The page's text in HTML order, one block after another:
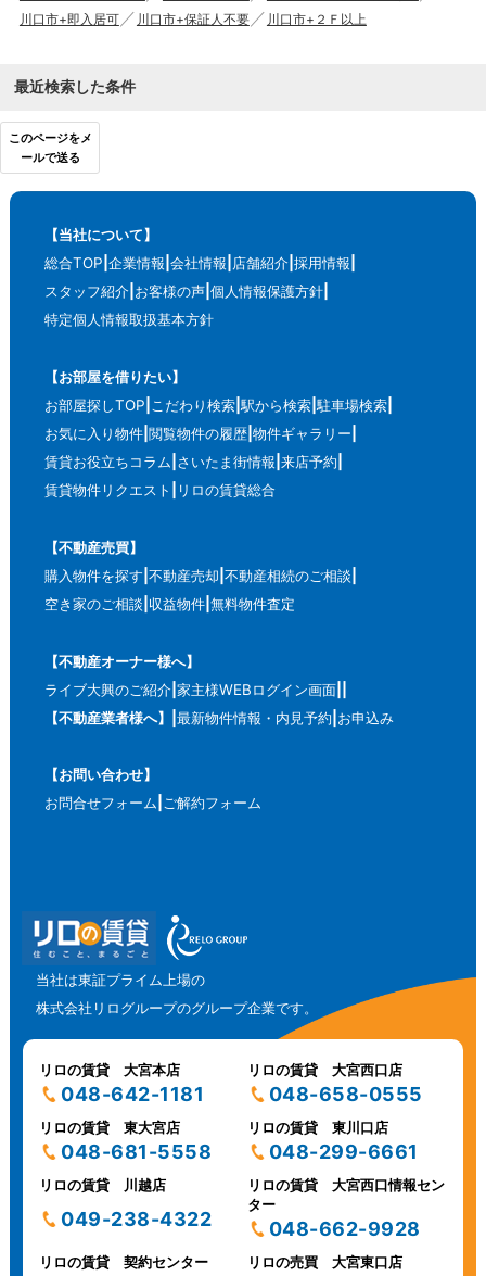
川口市+即入居可
川口市+保証人不要 川口市+２Ｆ以上
最近検索した条件
このページをメ
ールで送る
【当社について】
総合TOP 企業情報 会社情報 店舗紹介 採用情報
スタッフ紹介 お客様の声 個人情報保護方針
特定個人情報取扱基本方針
【お部屋を借りたい】
お部屋探しTOP こだわり検索 駅から検索 駐車場検索
お気に入り物件 閲覧物件の履歴 物件ギャラリー
賃貸お役立ちコラム さいたま街情報 来店予約
賃貸物件リクエスト
リロの賃貸総合
【不動産売買】
購入物件を探す 不動産売却 不動産相続のご相談
空き家のご相談 収益物件 無料物件査定
【不動産オーナー様へ】
ライブ大興のご紹介 家主様WEBログイン画面
【不動産業者様へ】
最新物件情報・内見予約 お申込み
【お問い合わせ】
お問合せフォーム ご解約フォーム
当社は東証プライム上場の
株式会社リログループのグループ企業です。
リロの賃貸 大宮本店
048-642-1181
リロの賃貸 大宮西口店
048-658-0555
リロの賃貸 東大宮店
048-681-5558
リロの賃貸 東川口店
048-299-6661
リロの賃貸 川越店
049-238-4322
リロの賃貸 大宮西口情報セン
ター
048-662-9928
リロの賃貸 契約センター リロの売買 大宮東口店